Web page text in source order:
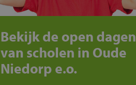
Bekijk de open dagen
van scholen in Oude
Niedorp e.o.